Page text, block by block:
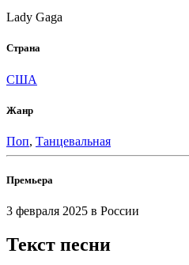
Lady Gaga
Страна
США
Жанр
Поп, Танцевальная
Премьера
3 февраля 2025 в России
Текст песни